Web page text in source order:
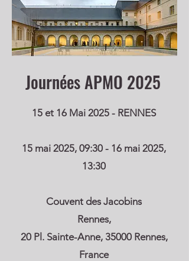
Journées APMO 2025
15 et 16 Mai 2025 - RENNES
15 mai 2025, 09:30 - 16 mai 2025,
13:30
Couvent des Jacobins
Rennes,
20 Pl. Sainte-Anne, 35000 Rennes,
France